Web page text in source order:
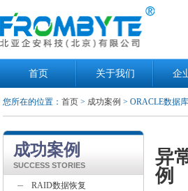
首页 关于我们 企
您所在的位置： 首页> 成功案例 > ORACLE数据
成功案例
SUCCESS STORIES
RAID数据恢复
异
例